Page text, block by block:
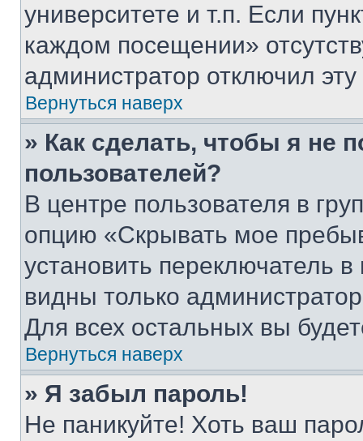
университете и т.п. Если
каждом посещении»
администратор отключил
Вернуться наверх
» Как сделать, чтобы я не
пользователей?
В центре пользователя в
опцию «Скрывать мое
установить переключатель
видны только
Для всех остальных вы
Вернуться наверх
» Я забыл пароль!
Не паникуйте! Хоть ваш